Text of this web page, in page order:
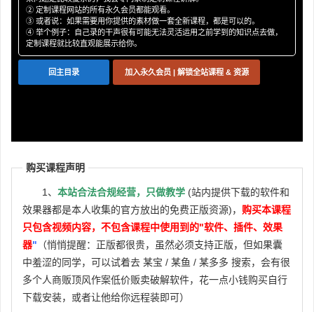
P18 1-18 立体声转单声道轨道的方法
P19 1-19 单声道转立体声轨道的方法
P20 1-20 轨道音量输出调节方法
1-21 音频片段音量调节方法
P26 2-4 BitCrusher 位压缩失真
2-5 DaTube 胆管模拟失真
P28 2-6 Distortion 爆裂失真
P29 2-7 Grungelizer 噪音失真
P30 2-8 VST Amp Rack 吉他效果机架
P31 2-9 BrickWall Limiter 砖墙限制
P32
2-10 Compressor压缩
P33
2-11 EnvelopeShaper 包络控制
② 定制课程网站的所有永久会员都能观看。
③ 或者说：如果需要用你提供的素材做一套全新课程，都是可以的。
④ 举个例子：自己录的干声很有可能无法灵活运用之前学到的知识点去做，
定制课程就比较直观能展示给你。
回主目录 加入永久会员 | 解锁全站课程 & 资源
购买课程声明
1、 本站合法合规经营，只做教学 (站内提供下载的软件和
效果器都是本人收集的官方放出的免费正版资源)， 购买本课程
只包含视频内容，不包含课程中使用到的"软件、插件、效果
器" （悄悄提醒：正版都很贵，虽然必须支持正版，但如果囊
中羞涩的同学，可以试着去 某宝 / 某鱼 / 某多多 搜索，会有很
多个人商贩顶风作案低价贩卖破解软件，花一点小钱购买自行
下载安装，或者让他给你远程装即可）